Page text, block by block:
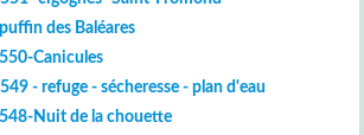
des Baléares
Canicules
- refuge - sécheresse - plan d'eau
Nuit de la chouette